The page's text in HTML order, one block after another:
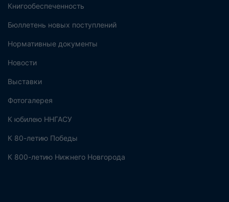
Книгообеспеченность
Бюллетень новых поступлений
Нормативные документы
Новости
Выставки
Фотогалерея
К юбилею ННГАСУ
К 80-летию Победы
К 800-летию Нижнего Новгорода